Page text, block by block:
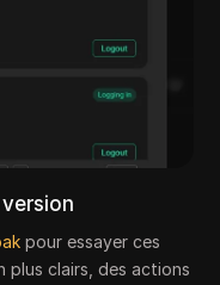
pour essayer ces
plus clairs, des actions